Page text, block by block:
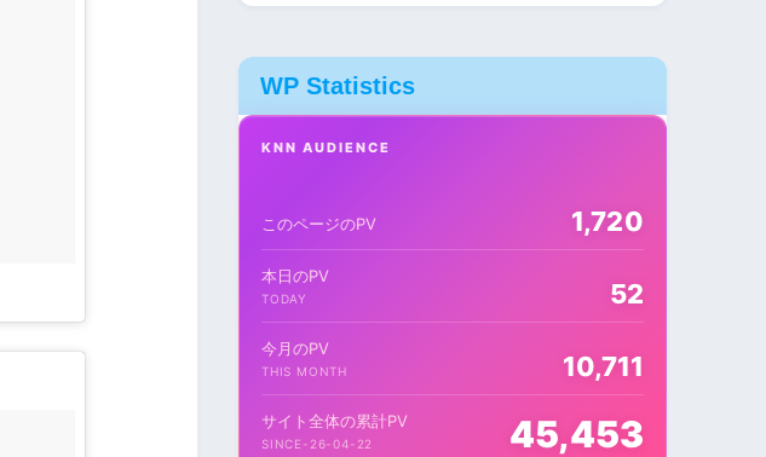
WP Statistics
KNN AUDIENCE
このページのPV 1,720
本日のPV
TODAY 52
今月のPV
THIS MONTH 10,711
サイト全体の累計PV
SINCE-26-04-22 45,453